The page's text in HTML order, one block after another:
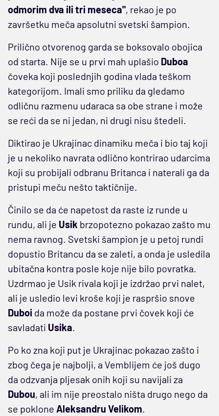
odmorim dva ili tri meseca", rekao je po
završetku meča apsolutni svetski šampion.
Prilično otvorenog garda se boksovalo obojica
od starta. Nije se u prvi mah uplašio Duboa
čoveka koji poslednjih godina vlada teškom
kategorijom. Imali smo priliku da gledamo
odličnu razmenu udaraca sa obe strane i može
se reći da se ni jedan, ni drugi nisu štedeli.
Diktirao je Ukrajinac dinamiku meča i bio taj koji
je u nekoliko navrata odlično kontrirao udarcima
koji su probijali odbranu Britanca i naterali ga da
pristupi meču nešto taktičnije.
Činilo se da će napetost da raste iz runde u
rundu, ali je Usik brzopotezno pokazao zašto mu
nema ravnog. Svetski šampion je u petoj rundi
dopustio Britancu da se zaleti, a onda je usledila
ubitačna kontra posle koje nije bilo povratka.
Uzdrmao je Usik rivala koji je izdržao prvi nalet,
ali je usledio levi kroše koji je raspršio snove
Duboi da može da postane prvi čovek koji će
savladati Usika.
Po ko zna koji put je Ukrajinac pokazao zašto i
zbog čega je najbolji, a Vemblijem će još dugo
da odzvanja pljesak onih koji su navijali za
Dubou, ali im nije preostalo ništa drugo nego da
se poklone Aleksandru Velikom.